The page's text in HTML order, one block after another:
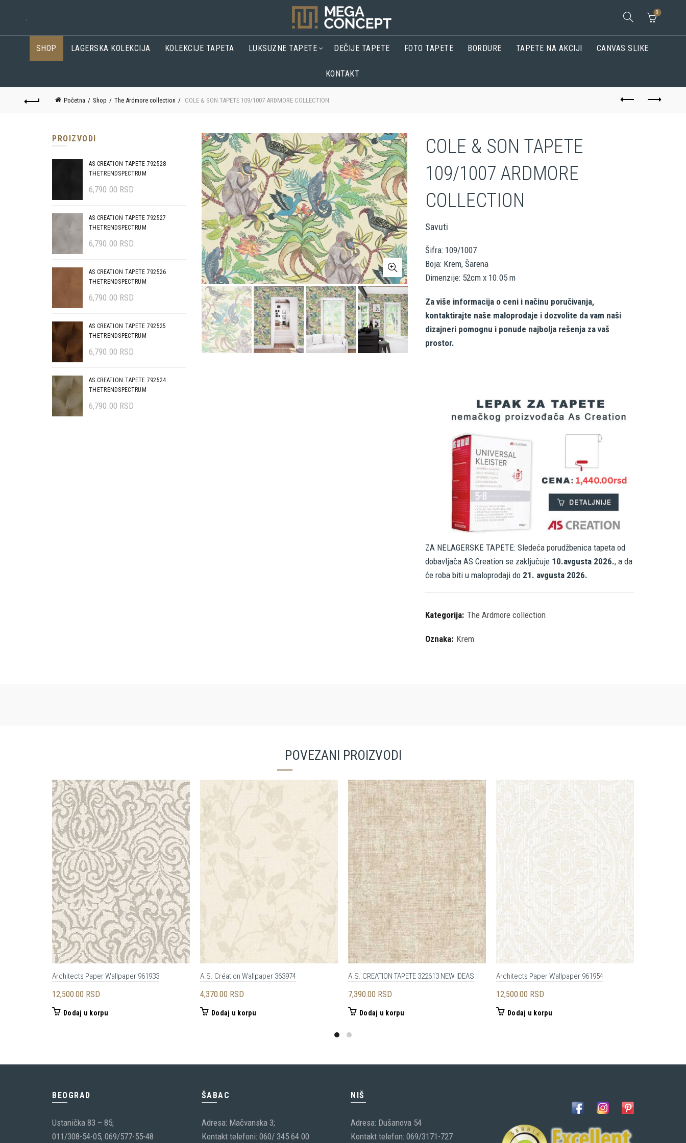
. 0
SHOP LAGERSKA KOLEKCIJA KOLEKCIJE TAPETA LUKSUZNE TAPETE DEČIJE TAPETE FOTO TAPETE BORDURE TAPETE NA AKCIJI CANVAS SLIKE
KONTAKT
Početna Shop The Ardmore collection COLE & SON TAPETE 109/1007 ARDMORE COLLECTION
COLE & SON TAPETE
109/1007 ARDMORE
COLLECTION
Savuti
Šifra: 109/1007
Boja: Krem, Šarena
Dimenzije: 52cm x 10.05 m
Za više informacija o ceni i načinu poručivanja,
kontaktirajte naše maloprodaje i dozvolite da vam naši
dizajneri pomognu i ponude najbolja rešenja za vaš
prostor.
ZA NELAGERSKE TAPETE: Sledeća porudžbenica tapeta od
dobavljača AS Creation se zaključuje 10.avgusta 2026., a da
će roba biti u maloprodaji do 21. avgusta 2026.
Kategorija: The Ardmore collection
Oznaka: Krem
PROIZVODI
AS CREATION TAPETE 792528
THETRENDSPECTRUM
6,790.00 RSD
AS CREATION TAPETE 792527
THETRENDSPECTRUM
6,790.00 RSD
AS CREATION TAPETE 792526
THETRENDSPECTRUM
6,790.00 RSD
AS CREATION TAPETE 792525
THETRENDSPECTRUM
6,790.00 RSD
AS CREATION TAPETE 792524
THETRENDSPECTRUM
6,790.00 RSD
POVEZANI PROIZVODI
Architects Paper Wallpaper 961933
12,500.00 RSD
Dodaj u korpu
A.S. Création Wallpaper 363974
4,370.00 RSD
Dodaj u korpu
A.S. CREATION TAPETE 322613 NEW IDEAS
7,390.00 RSD
Dodaj u korpu
Architects Paper Wallpaper 961954
12,500.00 RSD
Dodaj u korpu
BEOGRAD
Ustanička 83 – 85;
011/308-54-05, 069/577-55-48
ŠABAC
Adresa: Mačvanska 3;
Kontakt telefoni: 060/ 345 64 00
NIŠ
Adresa: Dušanova 54
Kontakt telefon: 069/3171-727